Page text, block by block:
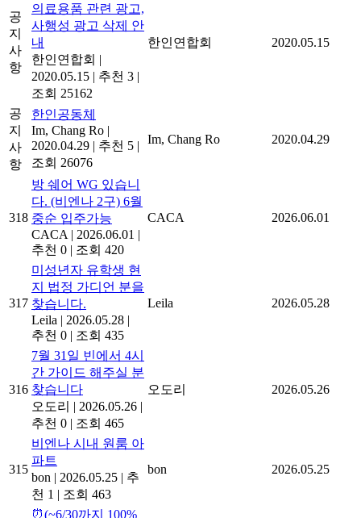
공
지
사
항
의료용품 관련 광고,
사행성 광고 삭제 안
내
한인연합회 |
2020.05.15 | 추천 3 |
조회 25162
한인연합회 2020.05.15
공
지
사
항
한인공동체
Im, Chang Ro |
2020.04.29 | 추천 5 |
조회 26076
Im, Chang Ro 2020.04.29
318
방 쉐어 WG 있습니
다. (비엔나 2구) 6월
중순 입주가능
CACA | 2026.06.01 |
추천 0 | 조회 420
CACA 2026.06.01
317
미성년자 유학생 현
지 법정 가디언 분을
찾습니다.
Leila | 2026.05.28 |
추천 0 | 조회 435
Leila 2026.05.28
316
7월 31일 빈에서 4시
간 가이드 해주실 분
찾습니다
오도리 | 2026.05.26 |
추천 0 | 조회 465
오도리 2026.05.26
315
비엔나 시내 원룸 아
파트
bon | 2026.05.25 | 추
천 1 | 조회 463
bon 2026.05.25
⏰(~6/30까지 100%